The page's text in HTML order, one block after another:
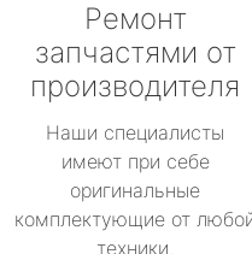
Ремонт
запчастями от
производителя
Наши специалисты
имеют при себе
оригинальные
комплектующие от
техники.